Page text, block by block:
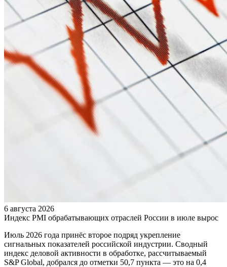
6 августа 2026
Индекс PMI обрабатывающих отраслей России в июле вырос
Июль 2026 года принёс второе подряд укрепление
сигнальных показателей российской индустрии. Сводный
индекс деловой активности в обработке, рассчитываемый
S&P Global, добрался до отметки 50,7 пункта — это на 0,4